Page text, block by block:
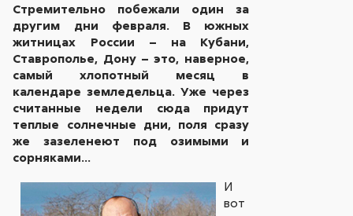
Стремительно побежали один за
другим дни февраля. В южных
житницах России – на Кубани,
Ставрополье, Дону – это, наверное,
самый хлопотный месяц в
календаре земледельца. Уже через
считанные недели сюда придут
теплые солнечные дни, поля сразу
же зазеленеют под озимыми и
сорняками…
И
вот